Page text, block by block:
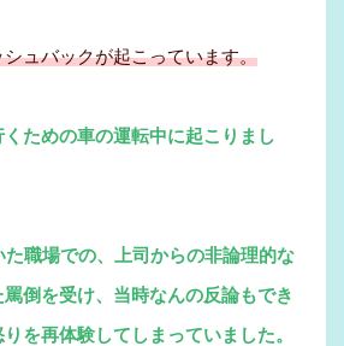
ュバックが起こっています。
ための車の運転中に起こりまし
た職場での、上司からの非論理的な
倒を受け、当時なんの反論もでき
を再体験してしまっていました。